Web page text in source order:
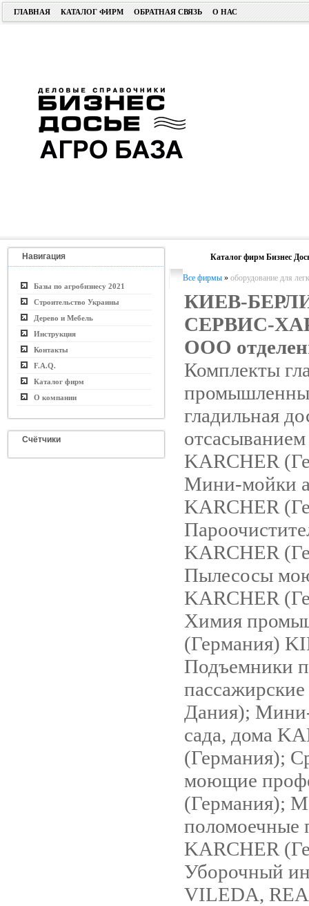
ГЛАВНАЯ КАТАЛОГ ФИРМ ОБРАТНАЯ СВЯЗЬ О НАС
Навигация
Базы по агробизнесу 2021
Строительство Украины
Дерево и Мебель
Инструкция
Контакты
F.A.Q.
Каталог фирм
О компании
Счётчики
Каталог фирм Бизнес
Все фирмы » оборудование для
КИЕВ-
СЕРВИС-
ООО
Комплекты
гладильная
KARCHER
Мини-мойки
KARCHER
KARCHER
Пылесосы
KARCHER
Химия
(Германия)
Подъемники
Дания);
сада, дома
(Германия);
моющие
(Германия);
поломоечные
KARCHER
Уборочный
VILEDA,